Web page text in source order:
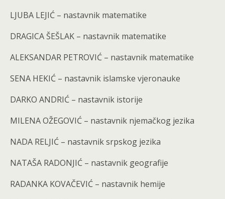
LJUBA LEJIĆ – nastavnik matematike
DRAGICA ŠEŠLAK – nastavnik matematike
ALEKSANDAR PETROVIĆ – nastavnik matematike
SENA HEKIĆ – nastavnik islamske vjeronauke
DARKO ANDRIĆ – nastavnik istorije
MILENA OŽEGOVIĆ – nastavnik njemačkog jezika
NADA RELJIĆ – nastavnik srpskog jezika
NATAŠA RADONJIĆ – nastavnik geografije
RADANKA KOVAČEVIĆ – nastavnik hemije